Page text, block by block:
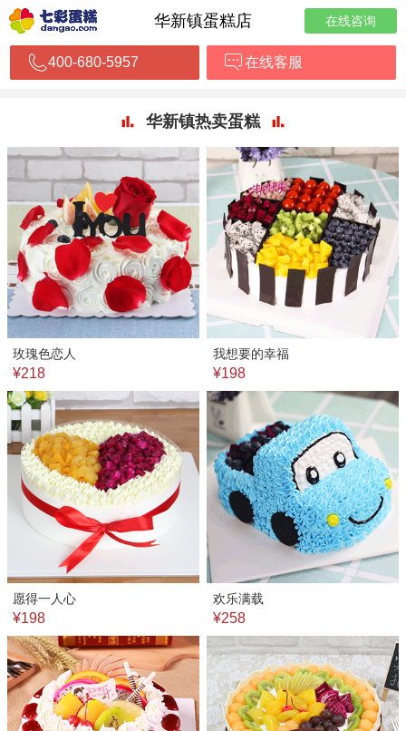
华新镇蛋糕店 在线咨询
400-680-5957 在线客服
华新镇热卖蛋糕
玫瑰色恋人
¥218
我想要的幸福
¥198
愿得一人心
¥198
欢乐满载
¥258